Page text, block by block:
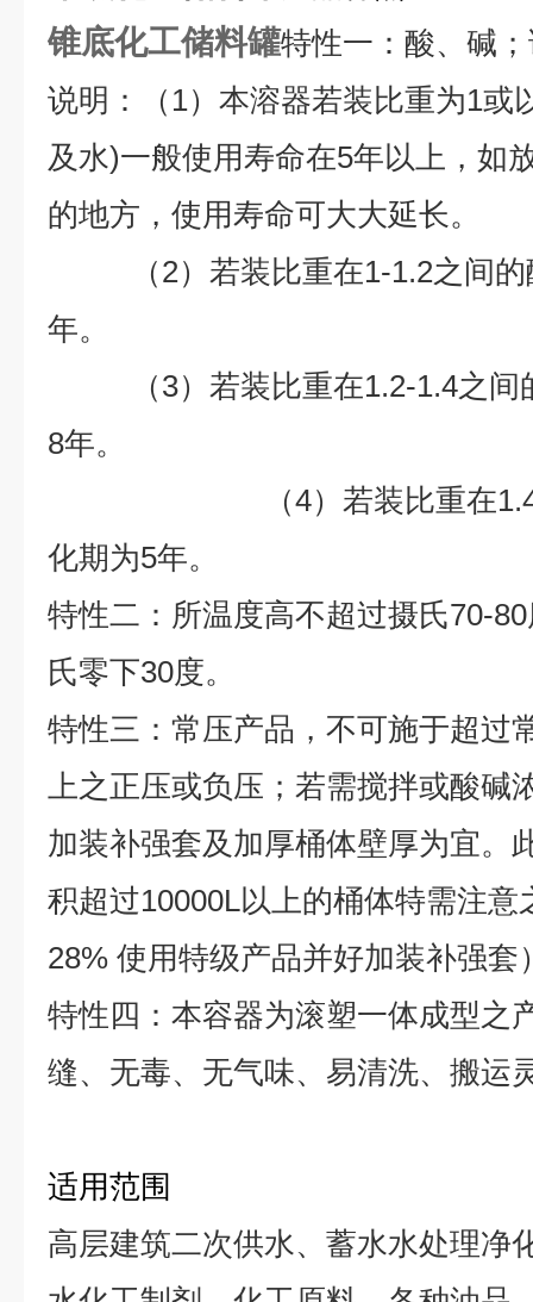
锥底化工储料罐特性一：酸、碱
说明：（1）本溶器若装比重为1或
及水)一般使用寿命在5年以上，如
的地方，使用寿命可大大延长。
（2）若装比重在1-1.2之间的
年。
（3）若装比重在1.2-1.4之间
8年。
（4）若装比重在1.4以
化期为5年。
特性二：所温度高不超过摄氏70-
氏零下30度。
特性三：常压产品，不可施于超过
上之正压或负压；若需搅拌或酸碱
加装补强套及加厚桶体壁厚为宜。
积超过10000L以上的桶体特需注意
28% 使用特级产品并好加装补强套
特性四：本容器为滚塑一体成型之
缝、无毒、无气味、易清洗、搬运
适用范围
高层建筑二次供水、蓄水水处理净